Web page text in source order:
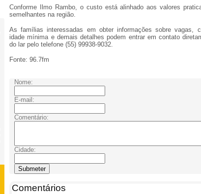
Conforme Ilmo Rambo, o custo está alinhado aos valores
semelhantes na região.
As famílias interessadas em obter informações sobre vagas,
idade mínima e demais detalhes podem entrar em contato
do lar pelo telefone (55) 99938-9032.
Fonte: 96.7fm
Nome:
E-mail:
Comentário:
Cidade:
Comentários